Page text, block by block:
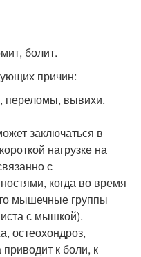
болит.
причин:
переломы, вывихи.
заключаться в
нагрузке на
с
когда во время
мышечные группы
с мышкой).
остеохондроз,
к боли, к